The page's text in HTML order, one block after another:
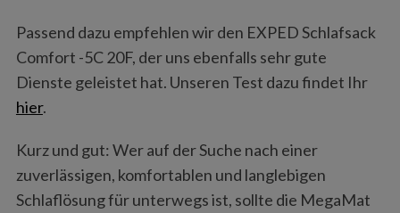
Passend dazu empfehlen wir den EXPED Schlafsack
Comfort -5C 20F, der uns ebenfalls sehr gute
Dienste geleistet hat. Unseren Test dazu findet Ihr
hier.
Kurz und gut: Wer auf der Suche nach einer
zuverlässigen, komfortablen und langlebigen
Schlaflösung für unterwegs ist, sollte die MegaMat